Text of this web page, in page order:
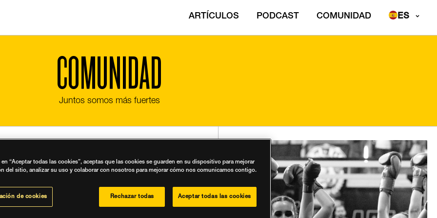
ARTÍCULOS PODCAST COMUNIDAD
COMUNIDAD
Juntos somos más fuertes
“Aceptar todas las cookies”, aceptas que las cookies se guarden en su dispositivo para mejorar
del sitio, analizar su uso y colaborar con nosotros para mejorar cómo nos comunicamos contigo.
Rechazar todas Aceptar todas las cookies
de cookies